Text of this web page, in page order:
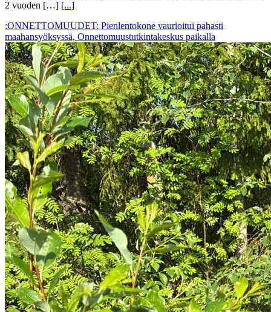
2 vuoden […] [...]
:ONNETTOMUUDET: Pienlentokone vaurioitui pahasti
maahansyöksyssä, Onnettomuustutkintakeskus paikalla